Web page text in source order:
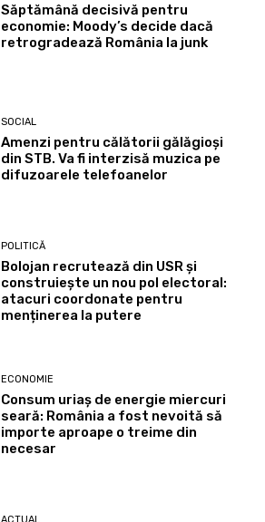
Săptămână decisivă pentru
economie: Moody’s decide dacă
retrogradează România la junk
SOCIAL
Amenzi pentru călătorii gălăgioși
din STB. Va fi interzisă muzica pe
difuzoarele telefoanelor
POLITICĂ
Bolojan recrutează din USR și
construiește un nou pol electoral:
atacuri coordonate pentru
menținerea la putere
ECONOMIE
Consum uriaș de energie miercuri
seară: România a fost nevoită să
importe aproape o treime din
necesar